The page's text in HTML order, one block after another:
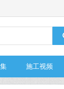
施工视频